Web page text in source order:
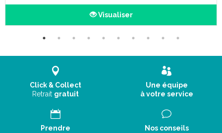
Visualiser
Click & Collect
Retrait gratuit
Une équipe
à votre service
Prendre
Nos conseils